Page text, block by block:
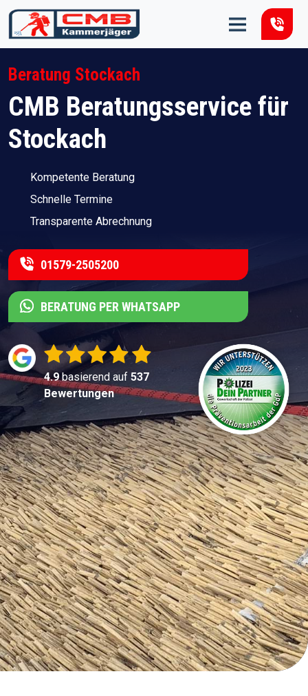
Zum Inhalt springen
Beratung Stockach
CMB Beratungsservice für
Stockach
Kompetente Beratung
Schnelle Termine
Transparente Abrechnung
01579-2505200
BERATUNG PER WHATSAPP
4.9basierend auf 537
Bewertungen